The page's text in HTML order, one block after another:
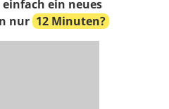
ein neues
nur 12 Minuten?